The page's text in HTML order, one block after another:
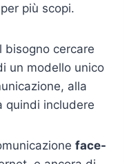
più scopi.
bisogno cercare
un modello unico
alla
quindi includere
face-